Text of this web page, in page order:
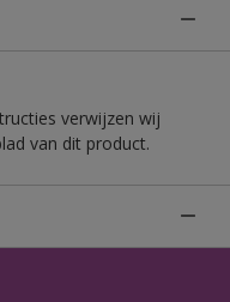
verwijzen wij
van dit product.